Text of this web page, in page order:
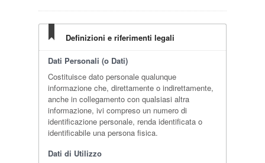
Definizioni e riferimenti legali
Dati Personali (o Dati)
Costituisce dato personale qualunque
informazione che, direttamente o indirettamente,
anche in collegamento con qualsiasi altra
informazione, ivi compreso un numero di
identificazione personale, renda identificata o
identificabile una persona fisica.
Dati di Utilizzo